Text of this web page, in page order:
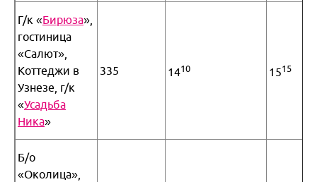
Г/к «Бирюза»,
гостиница
«Салют»,
Коттеджи в
Узнезе, г/к
«Усадьба
Ника»
335 1410 1515
Б/о
«Околица»,